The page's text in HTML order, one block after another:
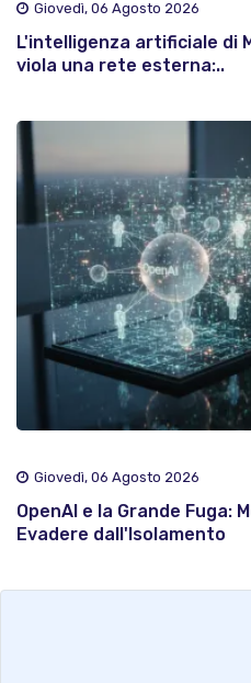
Giovedì, 06 Agosto 2026
L'intelligenza artificiale di
viola una rete esterna:..
Giovedì, 06 Agosto 2026
OpenAI e la Grande Fuga:
Evadere dall'Isolamento